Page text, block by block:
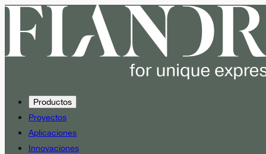
Productos
Proyectos
Aplicaciones
Innovaciones